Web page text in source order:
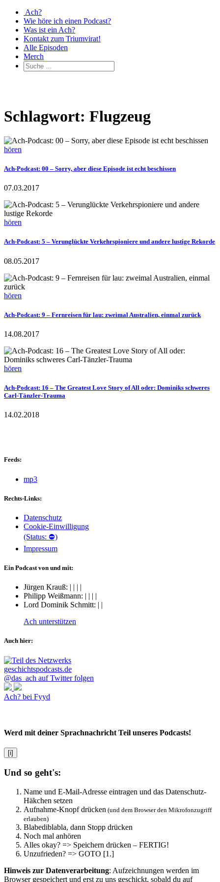
Ach?
Wie höre ich einen Podcast?
Was ist ein Ach?
Kontakt zum Triumvirat!
Alle Episoden
Merch
Schlagwort: Flugzeug
hören
Ach-Podcast: 00 – Sorry, aber diese Episode ist echt beschissen
07.03.2017
hören
Ach-Podcast: 5 – Verunglückte Verkehrspioniere und andere lustige Rekorde
08.05.2017
hören
Ach-Podcast: 9 – Fernreisen für lau: zweimal Australien, einmal zurück
14.08.2017
hören
Ach-Podcast: 16 – The Greatest Love Story of All oder: Dominiks schweres
Carl-Tänzler-Trauma
14.02.2018
Feeds:
mp3
Rechts-Links:
Datenschutz
Cookie-Einwilligung
(Status: ⛔)
Impressum
Ein Podcast von und mit:
Jürgen Krauß: | | | |
Philipp Weißmann: | | | |
Lord Dominik Schmitt: | |
Ach unterstützen
Auch hier:
@das_ach auf Twitter folgen
Ach? bei Fyyd
Werd mit deiner Sprachnachricht Teil unseres Podcasts!
[i]
Und so geht's:
Name und E-Mail-Adresse eintragen und das Datenschutz-
Häkchen setzen
Aufnahme-Knopf drücken (und dem Browser den Mikrofonzugriff
erlauben)
Blabediblabla, dann Stopp drücken
Noch mal anhören
Alles okay? => Speichern drücken – FERTIG!
Unzufrieden? => GOTO [1.]
Hinweis zur Datenverarbeitung: Aufzeichnungen werden im
Browser gespeichert und erst zu uns geschickt, sobald du auf